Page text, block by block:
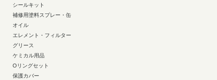
シールキット
補修用塗料スプレー・缶
オイル
エレメント・フィルター
グリース
ケミカル用品
Oリングセット
保護カバー